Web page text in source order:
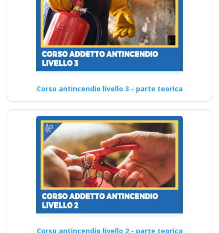
Corso antincendio livello 3 - parte teorica
Corso antincendio livello 2 - parte teorica